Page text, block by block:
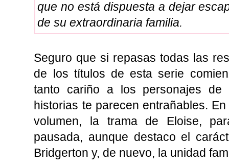
que no está dispuesta a dejar
de su extraordinaria familia.
Seguro que si repasas todas las
de los títulos de esta serie
tanto cariño a los personajes
historias te parecen entrañables.
volumen, la trama de Eloise,
pausada, aunque destaco el
Bridgerton y, de nuevo, la unidad